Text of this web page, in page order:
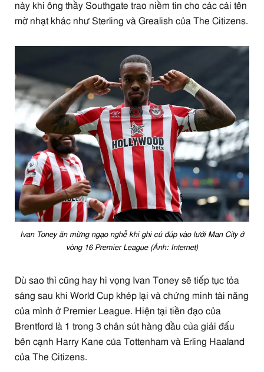
này khi ông thầy Southgate trao niềm tin cho các cái tên
mờ nhạt khác như Sterling và Grealish của The Citizens.
Ivan Toney ăn mừng ngạo nghễ khi ghi cú đúp vào lưới Man City ở
vòng 16 Premier League (Ảnh: Internet)
Dù sao thì cũng hay hi vọng Ivan Toney sẽ tiếp tục tỏa
sáng sau khi World Cup khép lại và chứng minh tài năng
của mình ở Premier League. Hiện tại tiền đạo của
Brentford là 1 trong 3 chân sút hàng đầu của giải đấu
bên cạnh Harry Kane của Tottenham và Erling Haaland
của The Citizens.